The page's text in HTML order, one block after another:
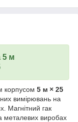
5 м
корпусом 5 м × 25
вимірювань на
Магнітний гак
металевих виробах